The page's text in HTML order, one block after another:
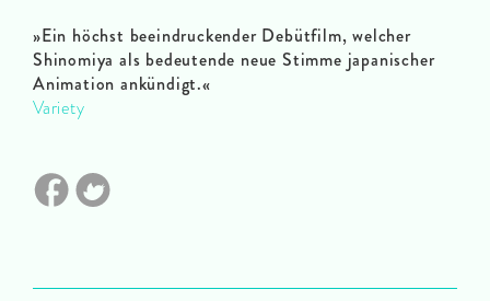
»Ein höchst beeindruckenderDebütfilm, welcher
Shinomiya als bedeutende neue Stimme japanischer
Animation ankündigt.«
Variety